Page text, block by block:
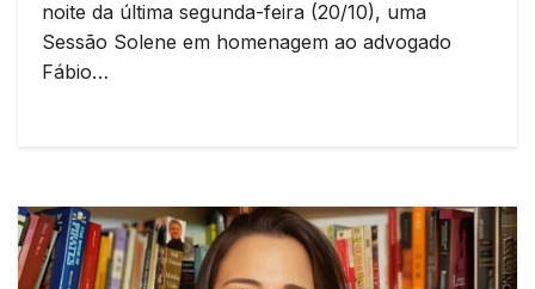
noite da última segunda-feira (20/10), uma
Sessão Solene em homenagem ao advogado
Fábio…